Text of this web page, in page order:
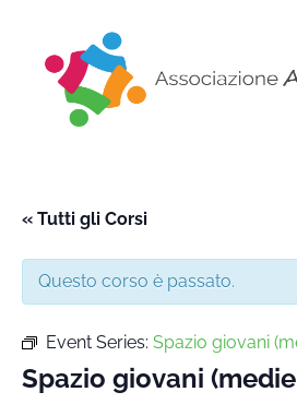
« Tutti gli Corsi
Questo corso è passato.
Event Series: Spazio giovani
Spazio giovani